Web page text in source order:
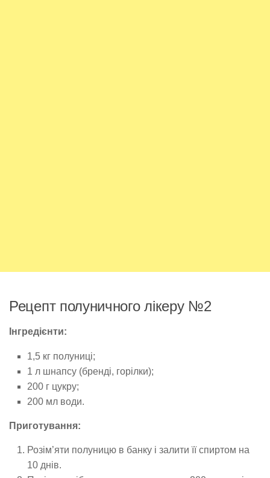
Рецепт полуничного лікеру №2
Інгредієнти:
1,5 кг полуниці;
1 л шнапсу (бренді, горілки);
200 г цукру;
200 мл води.
Приготування:
Розім’яти полуницю в банку і залити її спиртом на
10 днів.